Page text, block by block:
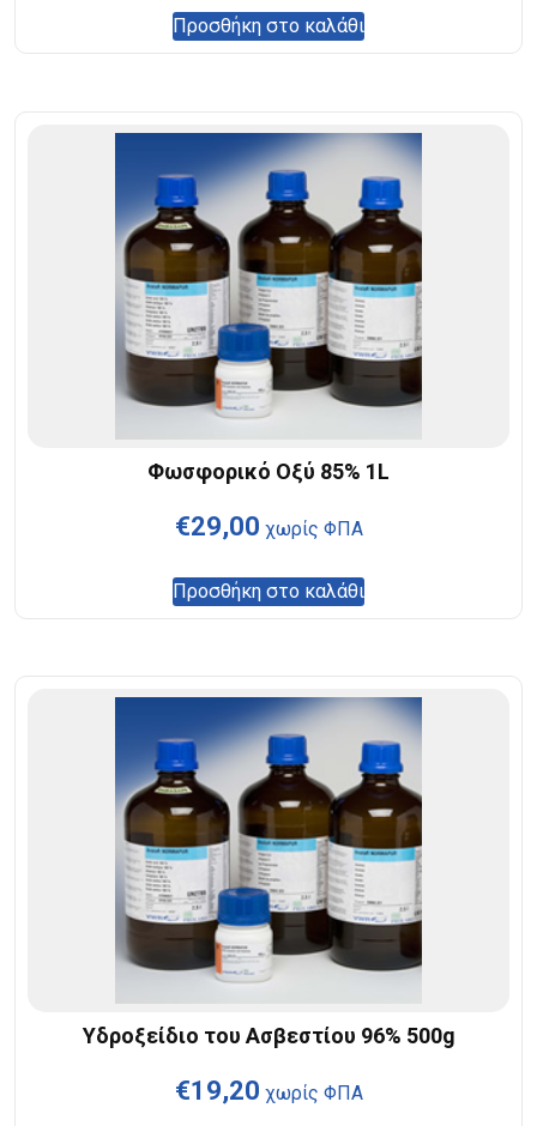
Προσθήκη στο καλάθι
Φωσφορικό Οξύ 85% 1L
€29,00 χωρίς ΦΠΑ
Προσθήκη στο καλάθι
Υδροξείδιο του Ασβεστίου 96% 500g
€19,20 χωρίς ΦΠΑ